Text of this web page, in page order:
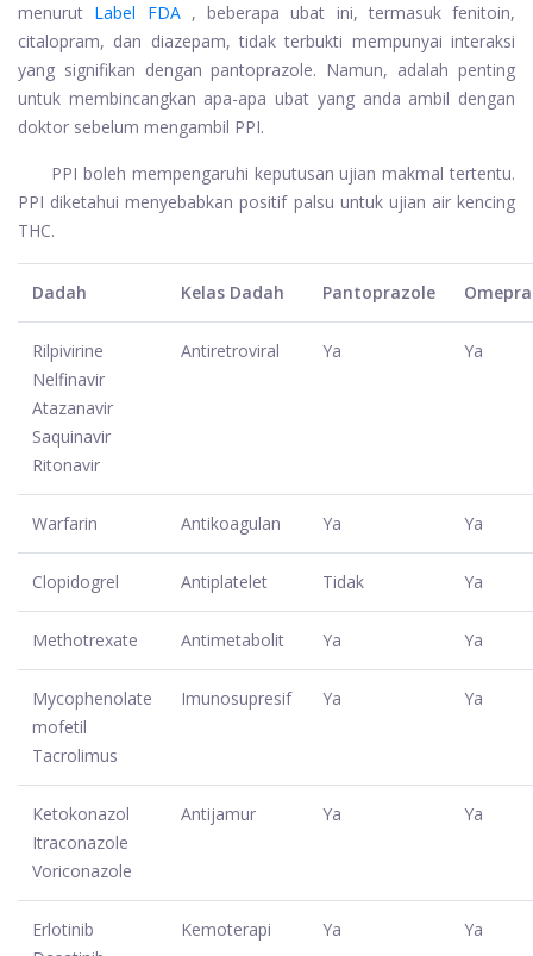
menurut Label FDA, beberapa ubat ini, termasuk fenitoin,
citalopram, dan diazepam, tidak terbukti mempunyai interaksi
yang signifikan dengan pantoprazole. Namun, adalah penting
untuk membincangkan apa-apa ubat yang anda ambil dengan
doktor sebelum mengambil PPI.
PPI boleh mempengaruhi keputusan ujian makmal tertentu.
PPI diketahui menyebabkan positif palsu untuk ujian air kencing
THC.
Dadah Kelas Dadah Pantoprazole
Rilpivirine
Nelfinavir
Atazanavir
Saquinavir
Ritonavir
Antiretroviral Ya Ya
Warfarin Antikoagulan Ya Ya
Clopidogrel Antiplatelet Tidak Ya
Methotrexate Antimetabolit Ya Ya
Mycophenolate
mofetil
Tacrolimus
Imunosupresif Ya Ya
Ketokonazol
Itraconazole
Voriconazole
Antijamur Ya Ya
Erlotinib
Kemoterapi Ya Ya